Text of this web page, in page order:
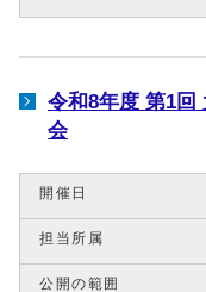
令和8年度 第1回
会
開催日
担当所属
公開の範囲